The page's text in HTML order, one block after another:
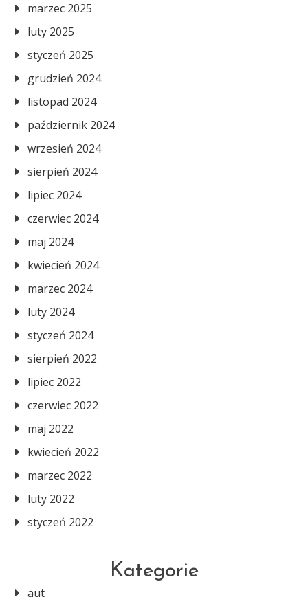
marzec 2025
luty 2025
styczeń 2025
grudzień 2024
listopad 2024
październik 2024
wrzesień 2024
sierpień 2024
lipiec 2024
czerwiec 2024
maj 2024
kwiecień 2024
marzec 2024
luty 2024
styczeń 2024
sierpień 2022
lipiec 2022
czerwiec 2022
maj 2022
kwiecień 2022
marzec 2022
luty 2022
styczeń 2022
Kategorie
aut